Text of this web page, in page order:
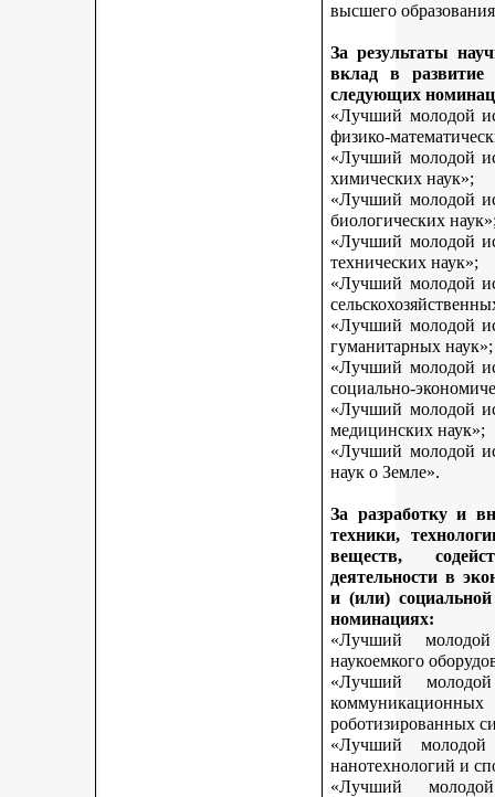
высшего
За результаты
вклад в развитие
следующих
«Лучший молодой
физико-
«Лучший молодой
химических наук»;
«Лучший молодой
биологических
«Лучший молодой
технических наук»;
«Лучший молодой
«Лучший молодой
гуманитарных наук»;
«Лучший молодой
социально-
«Лучший молодой
медицинских наук»;
«Лучший молодой
наук о Земле».
За разработку и
техники,
веществ,
деятельности в
и (или)
номинациях:
«Лучший
наукоемкого
«Лучший
роботизированных
«Лучший
нанотехнологий и
«Лучший